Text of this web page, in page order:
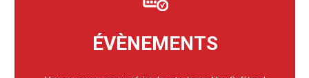
ÉVÈNEMENTS